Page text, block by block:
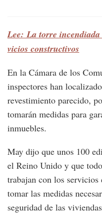
Lee: La torre
vicios constructivos
En la Cámara de los
inspectores han
revestimiento parecido,
tomarán medidas para
inmuebles.
May dijo que unos 100
el Reino Unido y que
trabajan con los servicios
tomar las medidas
seguridad de las